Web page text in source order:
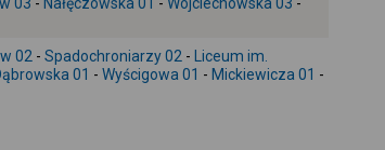
-
02 - Spadochroniarzy 02 -
Liceum im.
01 - Wyścigowa 01 - Mickiewicza 01 -